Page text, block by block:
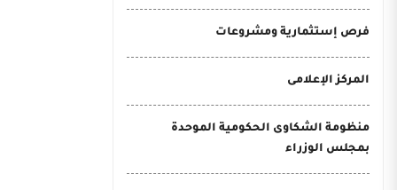
فرص إستثمارية ومشروعات
المركز الإعلامى
منظومة الشكاوى الحكومية الموحدة
بمجلس الوزراء